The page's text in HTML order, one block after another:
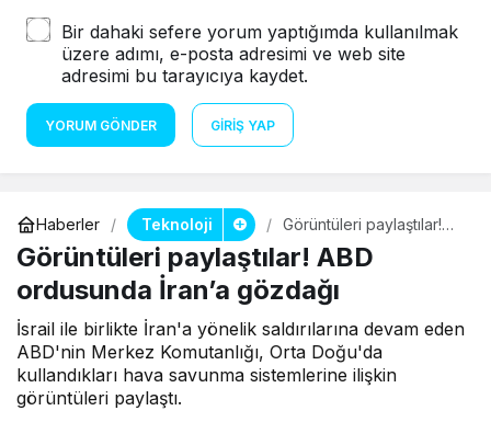
Bir dahaki sefere yorum yaptığımda kullanılmak
üzere adımı, e-posta adresimi ve web site
adresimi bu tarayıcıya kaydet.
YORUM GÖNDER GIRIŞ YAP
Haberler Teknoloji
Görüntüleri paylaştılar!
gözdağı
Görüntüleri paylaştılar! ABD
ordusunda İran’a gözdağı
İsrail ile birlikte İran'a yönelik saldırılarına devam eden
ABD'nin Merkez Komutanlığı, Orta Doğu'da
kullandıkları hava savunma sistemlerine ilişkin
görüntüleri paylaştı.